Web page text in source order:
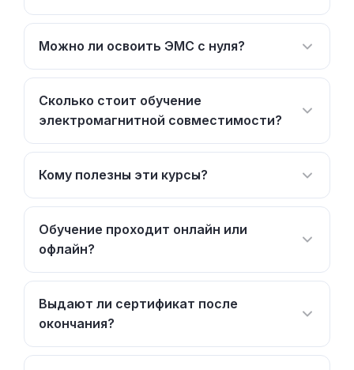
Можно ли освоить ЭМС с нуля?
Сколько стоит обучение
электромагнитной совместимости?
Кому полезны эти курсы?
Обучение проходит онлайн или
офлайн?
Выдают ли сертификат после
окончания?